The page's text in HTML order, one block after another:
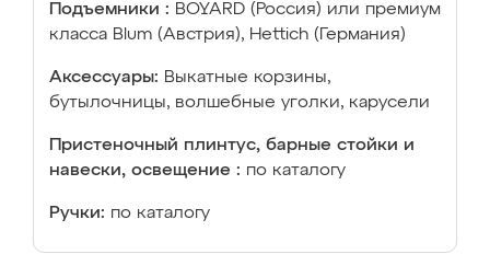
Подъемники : BOYARD (Россия) или премиум
класса Blum (Австрия), Hettich (Германия)
Аксессуары: Выкатные корзины,
бутылочницы, волшебные уголки, карусели
Пристеночный плинтус, барные стойки и
навески, освещение : по каталогу
Ручки: по каталогу